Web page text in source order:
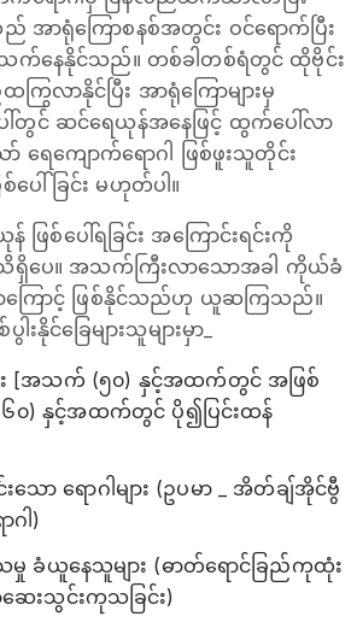
အာရုံကြောစနစ်အတွင်း ဝင်ရောက်ပြီး
ြိမ်သက်နေနိုင်သည်။ တစ်ခါတစ်ရံတွင် ထိုဗိုင်း
ကြွလာနိုင်ပြီး အာရုံကြောများမှ
ါ်တွင် ဆင်ရေယုန်အနေဖြင့် ထွက်ပေါ်လာ
ရေကျောက်ရောဂါ ဖြစ်ဖူးသူတိုင်း
ေါ်ခြင်း မဟုတ်ပါ။
ြစ်ပေါ်ရခြင်း အကြောင်းရင်းကို
သိရှိပေ။ အသက်ကြီးလာသောအခါ ကိုယ်ခံ
ကြောင့် ဖြစ်နိုင်သည်ဟု ယူဆကြသည်။
းနိုင်ခြေများသူများမှာ_
[အသက် (၅၀) နှင့်အထက်တွင် အဖြစ်
(၆၀) နှင့်အထက်တွင် ပို၍ပြင်းထန်
ော ရောဂါများ (ဥပမာ _ အိတ်ချ်အိုင်ဗွီ
ဂါ)
ခံယူနေသူများ (ဓာတ်ရောင်ခြည်ကုထုံး
းသွင်းကုသခြင်း)